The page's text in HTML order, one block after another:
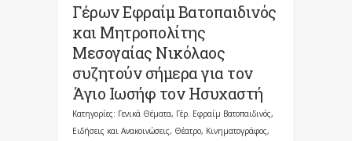
Γέρων Εφραίμ Βατοπαιδινός
και Μητροπολίτης
Μεσογαίας Νικόλαος
συζητούν σήμερα για τον
Άγιο Ιωσήφ τον Ησυχαστή
Κατηγορίες: Γενικά Θέματα, Γέρ. Εφραίμ Βατοπαιδινός,
Ειδήσεις και Ανακοινώσεις, Θέατρο, Κινηματογράφος,